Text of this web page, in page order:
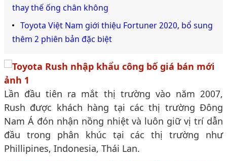
thay thế ống chân không
Toyota Việt Nam giới thiệu Fortuner 2020, bổ sung
thêm 2 phiên bản đặc biệt
Lần đầu tiên ra mắt thị trường vào năm 2007,
Rush được khách hàng tại các thị trường Đông
Nam Á đón nhận nồng nhiệt và luôn giữ vị trí dẫn
đầu trong phân khúc tại các thị trường như
Phillipines, Indonesia, Thái Lan.